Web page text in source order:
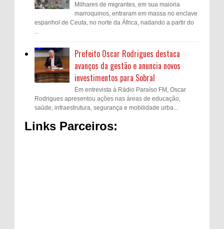
Milhares de migrantes, em sua maioria
marroquinos, entraram em massa no enclave
espanhol de Ceuta, no norte da África, nadando a partir do
Prefeito Oscar Rodrigues destaca
avanços da gestão e anuncia novos
investimentos para Sobral
Em entrevista à Rádio Paraíso FM, Oscar
Rodrigues apresentou ações nas áreas de educação,
saúde, infraestrutura, segurança e mobilidade urba...
Links Parceiros: